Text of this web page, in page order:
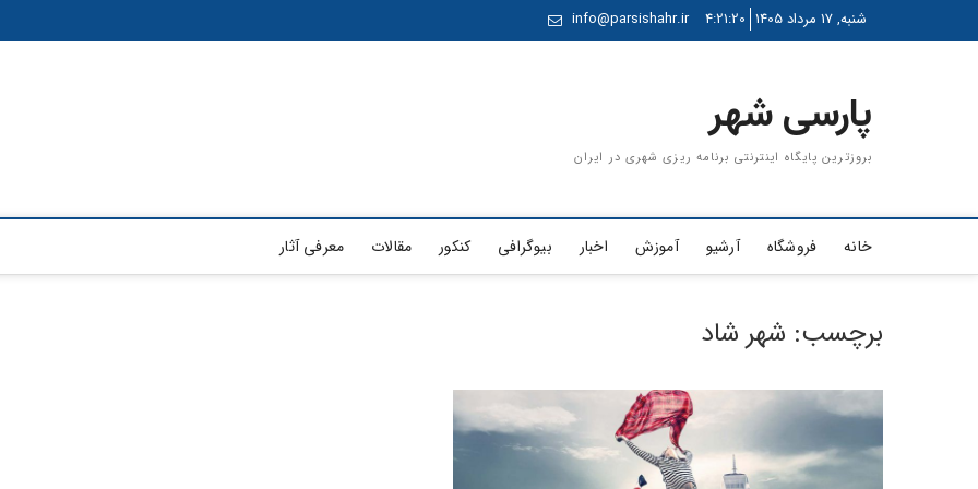
to
شنبه, 17 مرداد 1405 4:21:20
info@parsishahr.ir
پارسی شهر
بروزترین پایگاه اینترنتی برنامه ریزی شهری در ایران
خانه فروشگاه آرشیو آموزش اخبار بیوگرافی کنکور مقالات معرفی آثار
برچسب: شهر شاد